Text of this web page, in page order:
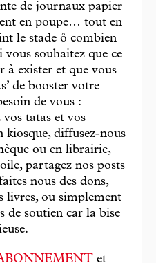
de journaux papier
en poupe… tout en
le stade ô combien
souhaitez que ce
à exister et que vous
de booster votre
de vous :
vos tatas et vos
kiosque, diffusez-nous
ou en librairie,
partagez nos posts
nous des dons,
livres, ou simplement
de soutien car la bise
et